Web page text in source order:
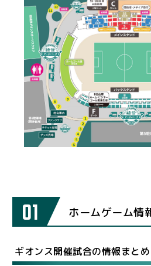
01 ホームゲーム情
ギオンス開催試合の情報まとめ